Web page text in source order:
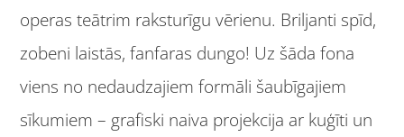
operas teātrim raksturīgu vērienu. Briljanti spīd,
zobeni laistās, fanfaras dungo! Uz šāda fona
viens no nedaudzajiem formāli šaubīgajiem
sīkumiem – grafiski naiva projekcija ar kuģīti un